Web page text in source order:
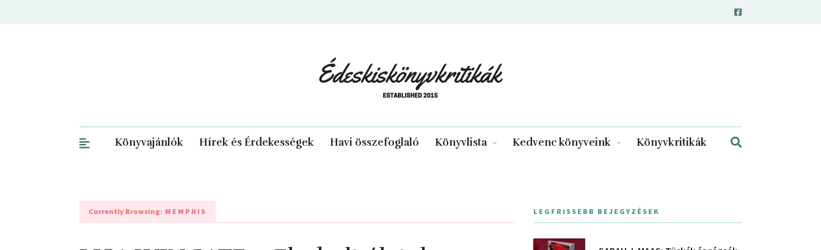
Könyvajánlók Hírek és Érdekességek Havi összefoglaló Könyvlista Kedvenc könyveink Könyvkritikák
Currently Browsing: MEMPHIS LEGFRISSEBB BEJEGYZÉSEK